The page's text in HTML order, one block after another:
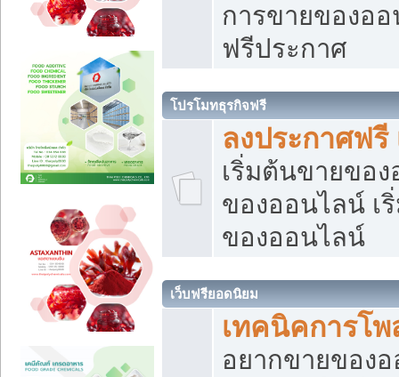
การขายของออ
ฟรีประกาศ
โปรโมทธุรกิจฟรี
ลงประกาศฟรี
เริ่มต้นขายขอ
ของออนไลน์ เ
ของออนไลน์
เว็บฟรียอดนิยม
เทคนิคการโ
อยากขายของ